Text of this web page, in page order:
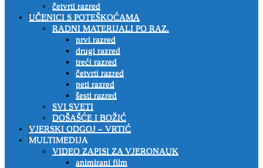
četvrti razred
UČENICI S POTEŠKOĆAMA
RADNI MATERIJALI PO RAZ.
prvi razred
drugi razred
treći razred
četvrti razred
peti razred
šesti razred
SVI SVETI
DOŠAŠĆE I BOŽIĆ
VJERSKI ODGOJ – VRTIĆ
MULTIMEDIJA
VIDEO ZAPISI ZA VJERONAUK
animirani film